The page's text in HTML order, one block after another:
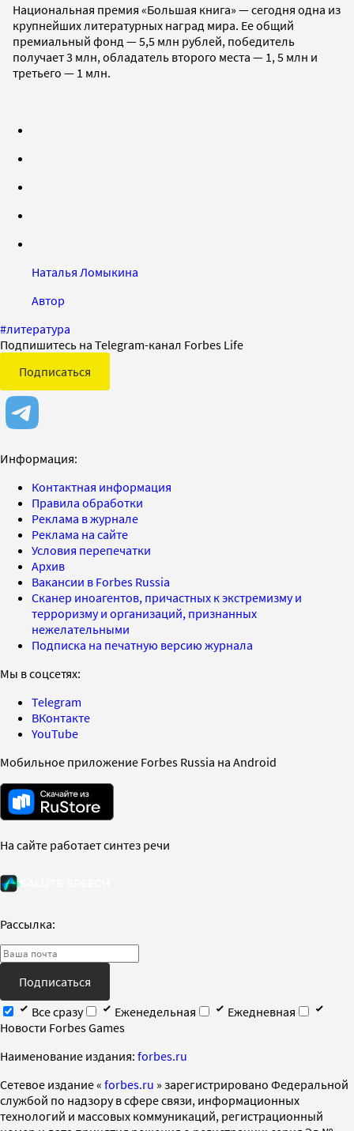
Национальная премия «Большая книга» — сегодня одна из
крупнейших литературных наград мира. Ее общий
премиальный фонд — 5,5 млн рублей, победитель
получает 3 млн, обладатель второго места — 1, 5 млн и
третьего — 1 млн.
Наталья Ломыкина
Автор
#литература
Подпишитесь на Telegram-канал Forbes Life
Подписаться
Информация:
Контактная информация
Правила обработки
Реклама в журнале
Реклама на сайте
Условия перепечатки
Архив
Вакансии в Forbes Russia
Сканер иноагентов, причастных к экстремизму и
терроризму и организаций, признанных
нежелательными
Подписка на печатную версию журнала
Мы в соцсетях:
Telegram
ВКонтакте
YouTube
Мобильное приложение Forbes Russia на Android
На сайте работает синтез речи
Рассылка:
Подписаться
Все сразу
Еженедельная
Ежедневная
Новости Forbes Games
Наименование издания: forbes.ru
Cетевое издание « forbes.ru » зарегистрировано Федеральной
службой по надзору в сфере связи, информационных
технологий и массовых коммуникаций, регистрационный